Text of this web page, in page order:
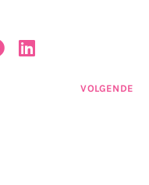
VOLGENDE